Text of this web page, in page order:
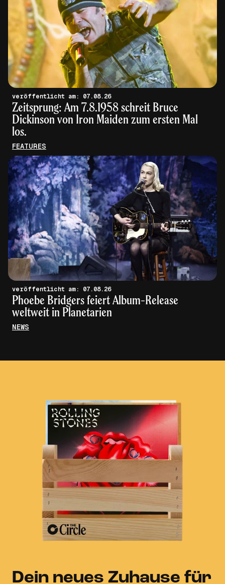
veröffentlicht am: 07.08.26
Zeitsprung: Am 7.8.1958 schreit Bruce
Dickinson von Iron Maiden zum ersten Mal
los.
FEATURES
veröffentlicht am: 07.08.26
Phoebe Bridgers feiert Album-Release
weltweit in Planetarien
NEWS
Dein neues Zuhause für